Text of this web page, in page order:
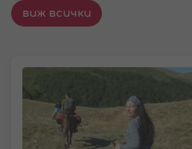
виж всички